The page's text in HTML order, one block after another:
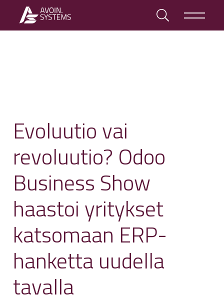
Evoluutio vai
revoluutio? Odoo
Business Show
haastoi yritykset
katsomaan ERP-
hanketta uudella
tavalla